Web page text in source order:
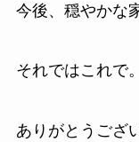
今後、穏やかな
それではこれで。
ありがとうござ